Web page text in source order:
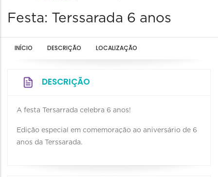
Festa: Terssarada 6 anos
INÍCIO DESCRIÇÃO LOCALIZAÇÃO
DESCRIÇÃO
A festa Tersarrada celebra 6 anos!
Edição especial em comemoração ao aniversário de 6
anos da Terssarada.